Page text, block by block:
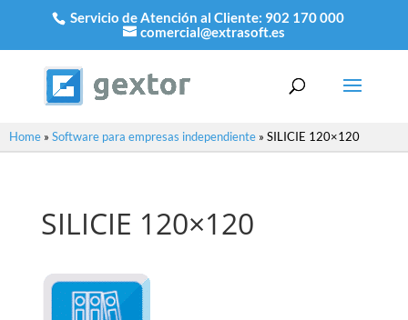
Servicio de Atención al Cliente: 902 170 000
comercial@extrasoft.es
Home » Software para empresas independiente » SILICIE 120×120
SILICIE 120×120